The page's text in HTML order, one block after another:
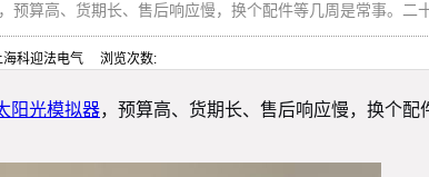
算高、货期长、售后响应慢，换个配件等几周是常事。二
海科迎法电气 浏览次数:
阳光模拟器，预算高、货期长、售后响应慢，换个